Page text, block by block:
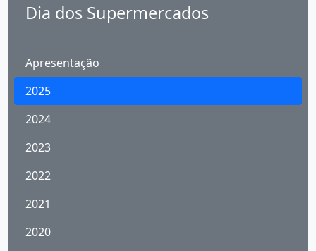
Dia dos Supermercados
Apresentação
2025
2024
2023
2022
2021
2020